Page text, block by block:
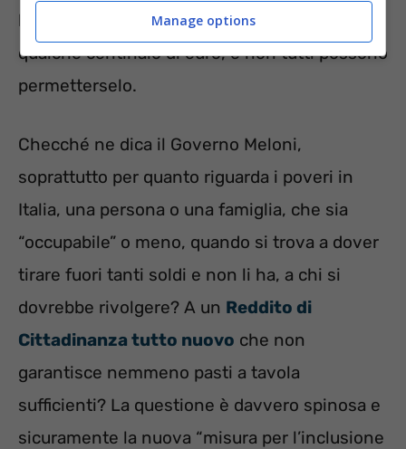
bolletta bisogna fare un investimento di
qualche centinaio di euro, e non tutti possono
permetterselo.
Checché ne dica il Governo Meloni,
soprattutto per quanto riguarda i poveri in
Italia, una persona o una famiglia, che sia
“occupabile” o meno, quando si trova a dover
tirare fuori tanti soldi e non li ha, a chi si
dovrebbe rivolgere? A un Reddito di
Cittadinanza tutto nuovo che non
garantisce nemmeno pasti a tavola
sufficienti? La questione è davvero spinosa e
sicuramente la nuova “misura per l’inclusione
Manage options